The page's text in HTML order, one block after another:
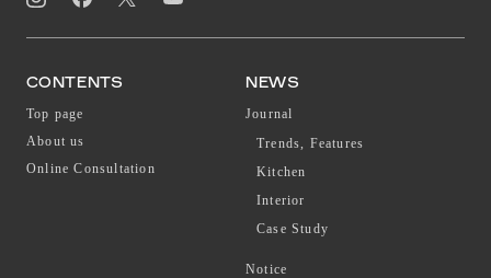
CONTENTS
Top page
About us
Online Consultation
NEWS
Journal
Trends, Features
Kitchen
Interior
Case Study
Notice